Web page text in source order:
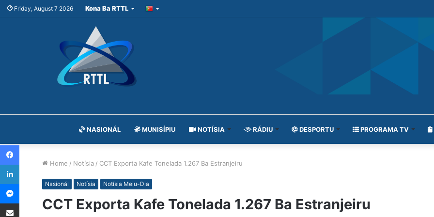
Friday, August 7 2026 Kona Ba RTTL
NASIONÁL MUNISÍPIU NOTÍSIA RÁDIU DESPORTU PROGRAMA TV
Home / Notísia / CCT Exporta Kafe Tonelada 1.267 Ba Estranjeiru
Nasionál Notísia Notísia Meiu-Dia
CCT Exporta Kafe Tonelada 1.267 Ba Estranjeiru
Facebook
LinkedIn
Messenger